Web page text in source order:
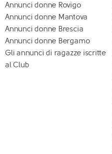
Annunci donne Rovigo
Annunci donne Mantova
Annunci donne Brescia
Annunci donne Bergamo
Gli annunci di ragazze iscritte
al Club